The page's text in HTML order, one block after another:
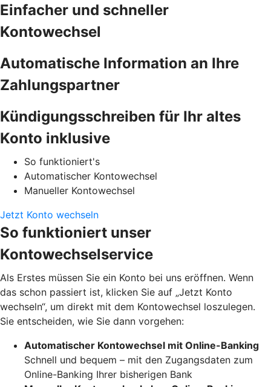
Einfacher und schneller
Kontowechsel
Automatische Information an Ihre
Zahlungspartner
Kündigungsschreiben für Ihr altes
Konto inklusive
So funktioniert's
Automatischer Kontowechsel
Manueller Kontowechsel
Jetzt Konto wechseln
So funktioniert unser
Kontowechselservice
Als Erstes müssen Sie ein Konto bei uns eröffnen. Wenn
das schon passiert ist, klicken Sie auf „Jetzt Konto
wechseln“, um direkt mit dem Kontowechsel loszulegen.
Sie entscheiden, wie Sie dann vorgehen:
Automatischer Kontowechsel mit Online-Banking
Schnell und bequem – mit den Zugangsdaten zum
Online-Banking Ihrer bisherigen Bank